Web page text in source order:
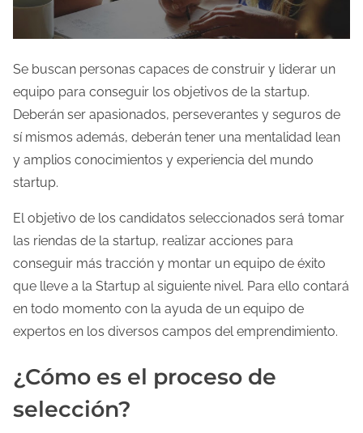
Se buscan personas capaces de construir y liderar un
equipo para conseguir los objetivos de la startup.
Deberán ser apasionados, perseverantes y seguros de
sí mismos además, deberán tener una mentalidad lean
y amplios conocimientos y experiencia del mundo
startup.
El objetivo de los candidatos seleccionados será tomar
las riendas de la startup, realizar acciones para
conseguir más tracción y montar un equipo de éxito
que lleve a la Startup al siguiente nivel. Para ello contará
en todo momento con la ayuda de un equipo de
expertos en los diversos campos del emprendimiento.
¿Cómo es el proceso de
selección?